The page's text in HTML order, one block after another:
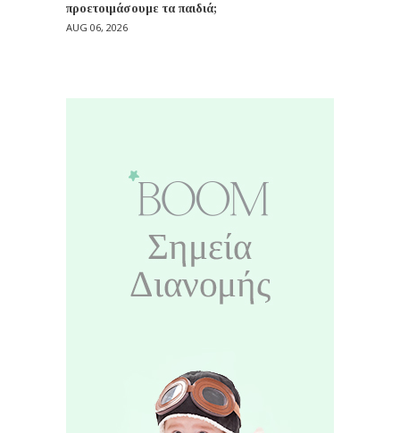
προετοιμάσουμε τα παιδιά;
AUG 06, 2026